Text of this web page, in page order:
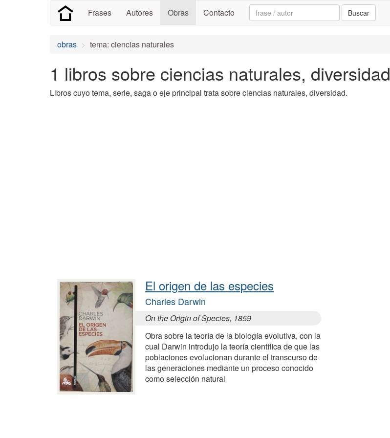
Frases Autores Obras Contacto Search: Buscar
obras tema: ciencias naturales
1 libros sobre ciencias naturales, diversidad
Libros cuyo tema, serie, saga o eje principal trata sobre ciencias naturales, diversidad.
El origen de las especies
Charles Darwin
On the Origin of Species, 1859
Obra sobre la teoría de la biología evolutiva, con la
cual Darwin introdujo la teoría científica de que las
poblaciones evolucionan durante el transcurso de
las generaciones mediante un proceso conocido
como selección natural